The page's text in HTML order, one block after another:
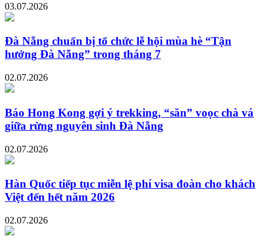
03.07.2026
Đà Nẵng chuẩn bị tổ chức lễ hội mùa hè “Tận
hưởng Đà Nẵng” trong tháng 7
02.07.2026
Báo Hong Kong gợi ý trekking, “săn” voọc chà vá
giữa rừng nguyên sinh Đà Nẵng
02.07.2026
Hàn Quốc tiếp tục miễn lệ phí visa đoàn cho khách
Việt đến hết năm 2026
02.07.2026